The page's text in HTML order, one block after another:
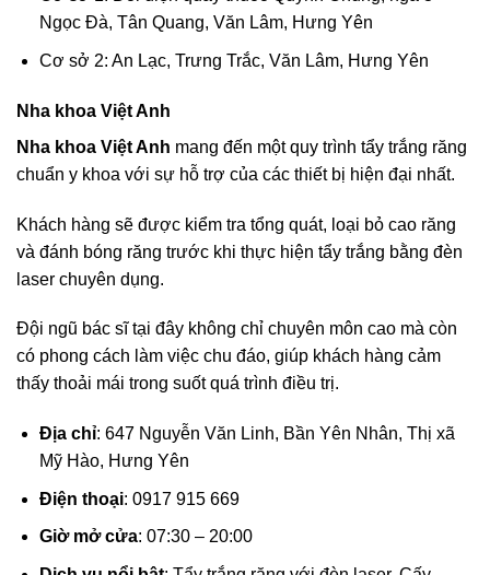
Ngọc Đà, Tân Quang, Văn Lâm, Hưng Yên
Cơ sở 2: An Lạc, Trưng Trắc, Văn Lâm, Hưng Yên
Nha khoa Việt Anh
Nha khoa Việt Anh mang đến một quy trình tẩy trắng răng
chuẩn y khoa với sự hỗ trợ của các thiết bị hiện đại nhất.
Khách hàng sẽ được kiểm tra tổng quát, loại bỏ cao răng
và đánh bóng răng trước khi thực hiện tẩy trắng bằng đèn
laser chuyên dụng.
Đội ngũ bác sĩ tại đây không chỉ chuyên môn cao mà còn
có phong cách làm việc chu đáo, giúp khách hàng cảm
thấy thoải mái trong suốt quá trình điều trị.
Địa chỉ: 647 Nguyễn Văn Linh, Bần Yên Nhân, Thị xã
Mỹ Hào, Hưng Yên
Điện thoại: 0917 915 669
Giờ mở cửa: 07:30 – 20:00